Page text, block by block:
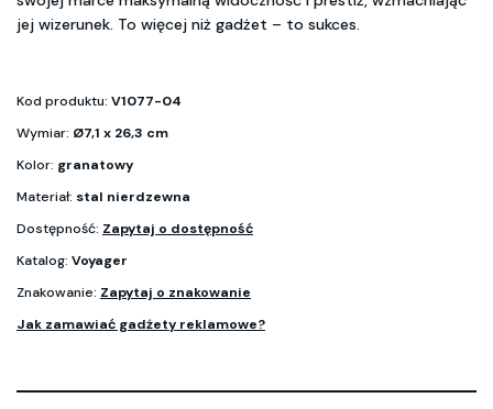
jej wizerunek. To więcej niż gadżet – to sukces.
Kod produktu: V1077-04
Wymiar: Ø7,1 x 26,3 cm
Kolor: granatowy
Materiał: stal nierdzewna
Dostępność: Zapytaj o dostępność
Katalog: Voyager
Znakowanie: Zapytaj o znakowanie
Jak zamawiać gadżety reklamowe?